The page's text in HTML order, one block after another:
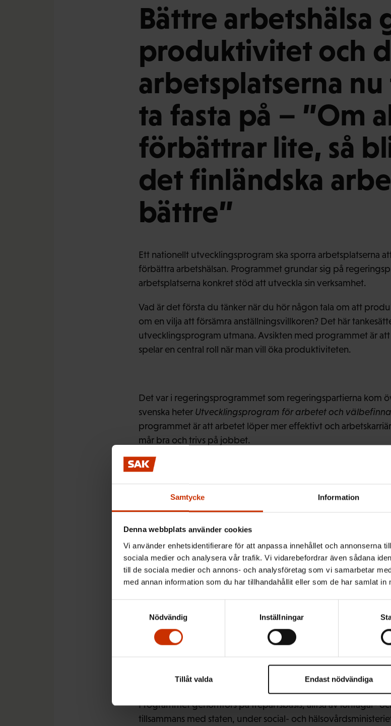
Samtycke Information
Denna webbplats använder cookies
Vi använder enhetsidentifierare för att anpassa innehållet och annonserna
sociala medier och analysera vår trafik. Vi vidarebefordrar även sådana
till de sociala medier och annons- och analysföretag som vi samarbetar
med annan information som du har tillhandahållit eller som de har samlat in
Nödvändig
Inställningar
Endast nödvändiga
Tillåt valda
Bättre arbetshälsa
produktivitet och
arbetsplatserna
ta fasta på – ”Om
förbättrar lite, så
det finländska
bättre”
Ett nationellt utvecklingsprogram ska sporra arbetsplatserna
förbättra arbetshälsan. Programmet grundar sig på
arbetsplatserna konkret stöd att utveckla sin verksamhet.
Vad är det första du tänker när du hör någon tala om att
om en vilja att försämra anställningsvillkoren? Det här
utvecklingsprogram utmana. Avsikten med programmet är
spelar en central roll när man vill öka produktiviteten.
Det var i regeringsprogrammet som regeringspartierna kom
svenska heter Utvecklingsprogram för arbetet och
programmet är att arbetet löper mer effektivt och
mår bra och trivs på jobbet.
konstaterarJuha Antila
som är utvecklingschef på FFC och
För FFC är det viktigt att öka produktiviteten, eftersom det
produktivitet ger också stärkt konkurrenskraft, vilket i sin tur
I Finland har man sedan 1990-talet genomfört nationella
produktiviteten ur ett arbetshälsoperspektiv. Det nya
erfarenheterna från tidigare program och försöker ta lärdom av
Programmet genomförs på trepartsbasis, alltså av löntagar-
tillsammans med staten, under social- och